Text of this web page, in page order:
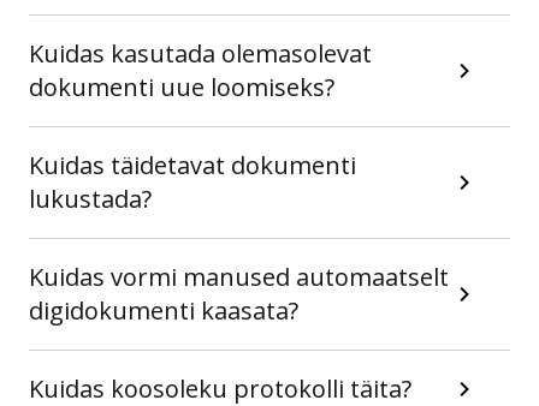
Kuidas kasutada olemasolevat
dokumenti uue loomiseks?
Kuidas täidetavat dokumenti
lukustada?
Kuidas vormi manused automaatselt
digidokumenti kaasata?
Kuidas koosoleku protokolli täita?